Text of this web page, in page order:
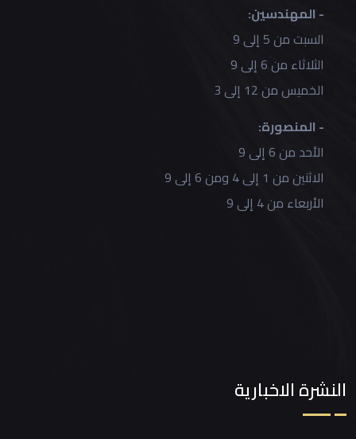
- المهندسين:
السبت من 5 إلى 9
الثلاثاء من 6 إلى 9
الخميس من 12 إلى 3
- المنصورة:
الأحد من 6 إلى 9
الاثنين من 1 إلى 4 ومن 6 إلى 9
الأربعاء من 4 إلى 9
النشرة الاخبارية